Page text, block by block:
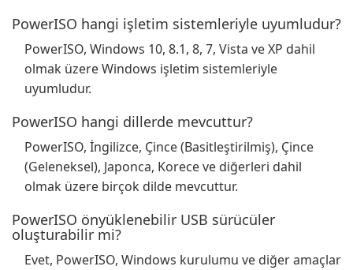
PowerISO hangi işletim sistemleriyle uyumludur?
PowerISO, Windows 10, 8.1, 8, 7, Vista ve XP dahil
olmak üzere Windows işletim sistemleriyle
uyumludur.
PowerISO hangi dillerde mevcuttur?
PowerISO, İngilizce, Çince (Basitleştirilmiş), Çince
(Geleneksel), Japonca, Korece ve diğerleri dahil
olmak üzere birçok dilde mevcuttur.
PowerISO önyüklenebilir USB sürücüler
oluşturabilir mi?
Evet, PowerISO, Windows kurulumu ve diğer amaçlar